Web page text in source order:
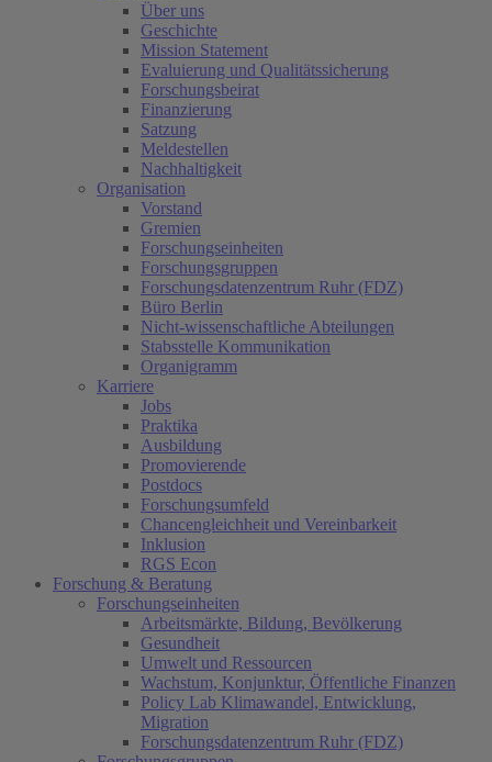
Über uns
Geschichte
Mission Statement
Evaluierung und Qualitätssicherung
Forschungsbeirat
Finanzierung
Satzung
Meldestellen
Nachhaltigkeit
Organisation
Vorstand
Gremien
Forschungseinheiten
Forschungsgruppen
Forschungsdatenzentrum Ruhr (FDZ)
Büro Berlin
Nicht-wissenschaftliche Abteilungen
Stabsstelle Kommunikation
Organigramm
Karriere
Jobs
Praktika
Ausbildung
Promovierende
Postdocs
Forschungsumfeld
Chancengleichheit und Vereinbarkeit
Inklusion
RGS Econ
Forschung & Beratung
Forschungseinheiten
Arbeitsmärkte, Bildung, Bevölkerung
Gesundheit
Umwelt und Ressourcen
Wachstum, Konjunktur, Öffentliche Finanzen
Policy Lab Klimawandel, Entwicklung,
Migration
Forschungsdatenzentrum Ruhr (FDZ)